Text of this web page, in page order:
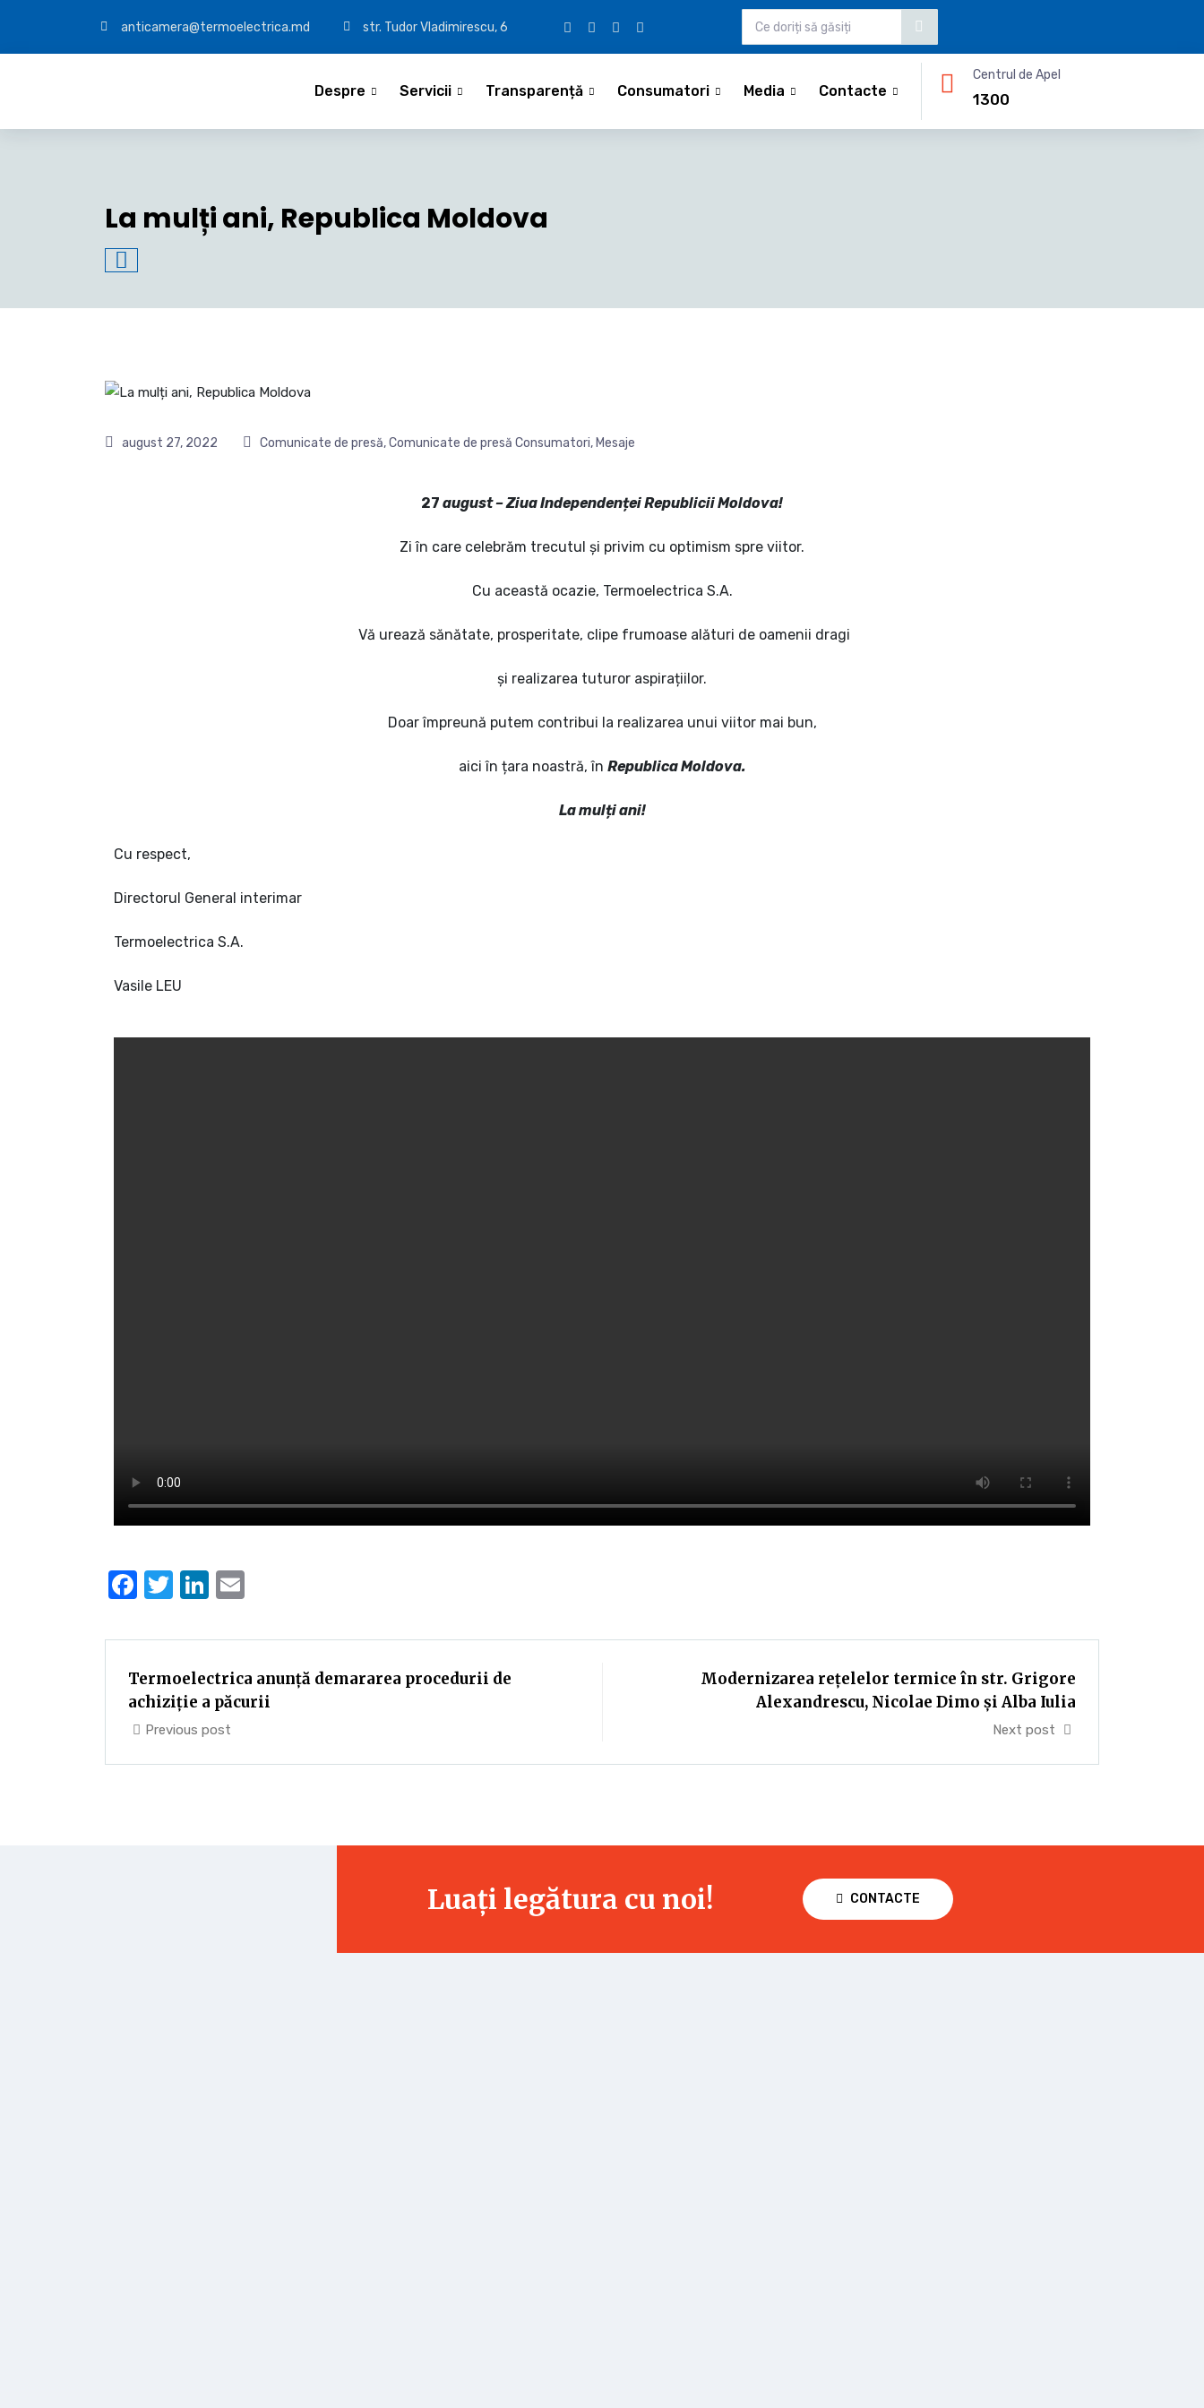
anticamera@termoelectrica.md str. Tudor Vladimirescu, 6
Despre Servicii Transparență Consumatori Media Contacte
Centrul de Apel
1300
La mulți ani, Republica Moldova
august 27, 2022 Comunicate de presă,Comunicate de presă Consumatori, Mesaje
27 august – Ziua Independenței Republicii Moldova!
Zi în care celebrăm trecutul și privim cu optimism spre viitor.
Cu această ocazie, Termoelectrica S.A.
Vă urează sănătate, prosperitate, clipe frumoase alături de oamenii dragi
și realizarea tuturor aspirațiilor.
Doar împreună putem contribui la realizarea unui viitor mai bun,
aici în țara noastră, în Republica Moldova.
La mulți ani!
Cu respect,
Directorul General interimar
Termoelectrica S.A.
Vasile LEU
Facebook
TwitterLinkedIn
Termoelectrica anunță demararea procedurii de
achiziție a păcurii
Previous post
Modernizarea rețelelor termice în str. Grigore
Alexandrescu, Nicolae Dimo și Alba Iulia
Next post
Luați legătura cu noi! CONTACTE